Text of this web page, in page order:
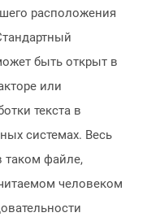
расположения
быть открыт в
или
текста в
системах. Весь
таком файле,
человеком